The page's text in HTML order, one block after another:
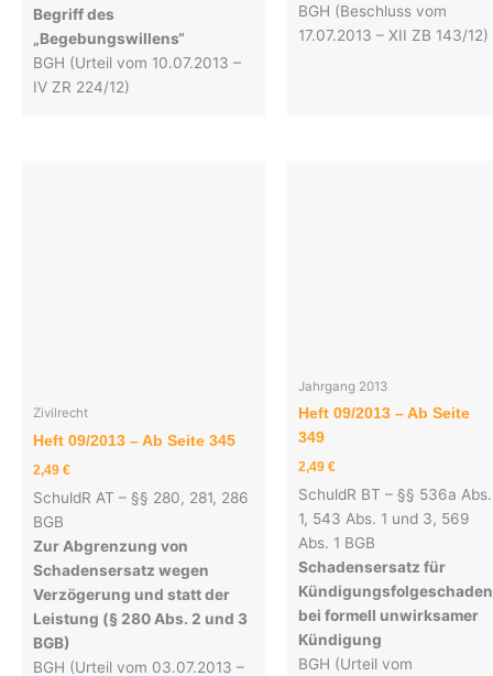
Begriff des
„Begebungswillens“
BGH (Urteil vom 10.07.2013 –
IV ZR 224/12)
BGH (Beschluss vom
17.07.2013 – XII ZB 143/12)
Zivilrecht
Heft 09/2013 – Ab Seite 345
2,49 €
SchuldR AT – §§ 280, 281, 286
BGB
Zur Abgrenzung von
Schadensersatz wegen
Verzögerung und statt der
Leistung (§ 280 Abs. 2 und 3
BGB)
BGH (Urteil vom 03.07.2013 –
Jahrgang 2013
Heft 09/2013 – Ab Seite
349
2,49 €
SchuldR BT – §§ 536a Abs.
1, 543 Abs. 1 und 3, 569
Abs. 1 BGB
Schadensersatz für
Kündigungsfolgeschaden
bei formell unwirksamer
Kündigung
BGH (Urteil vom